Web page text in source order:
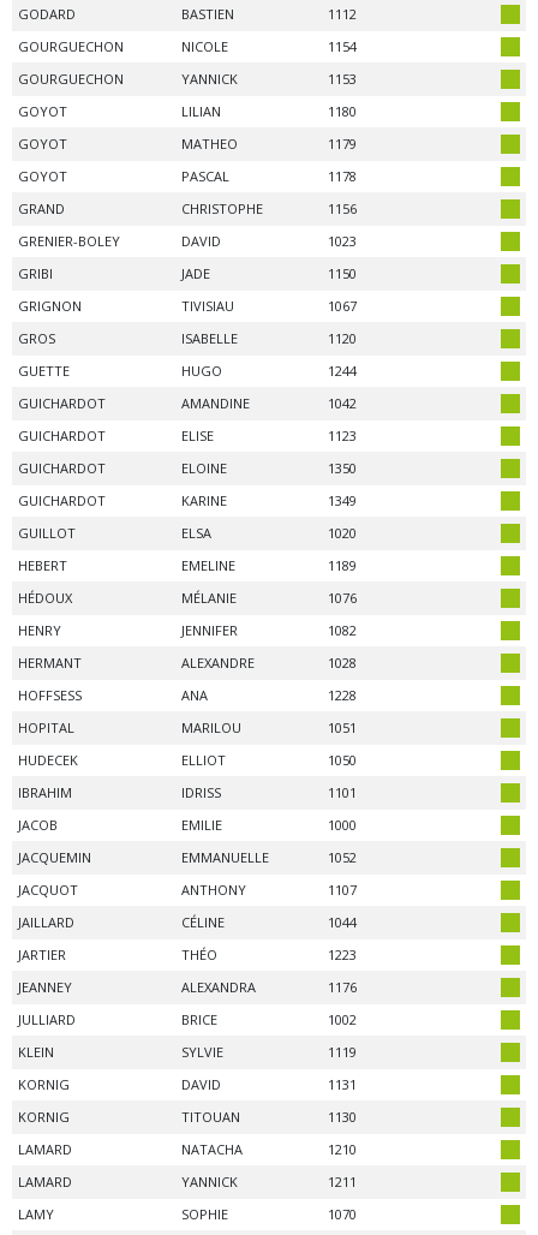
GODARD
BASTIEN
1112
GOURGUECHON
NICOLE
1154
GOURGUECHON
YANNICK
1153
GOYOT
LILIAN
1180
GOYOT
MATHEO
1179
GOYOT
PASCAL
1178
GRAND
CHRISTOPHE
1156
GRENIER-BOLEY
DAVID
1023
GRIBI
JADE
1150
GRIGNON
TIVISIAU
1067
GROS
ISABELLE
1120
GUETTE
HUGO
1244
GUICHARDOT
AMANDINE
1042
GUICHARDOT
ELISE
1123
GUICHARDOT
ELOINE
1350
GUICHARDOT
KARINE
1349
GUILLOT
ELSA
1020
HEBERT
EMELINE
1189
HÉDOUX
MÉLANIE
1076
HENRY
JENNIFER
1082
HERMANT
ALEXANDRE
1028
HOFFSESS
ANA
1228
HOPITAL
MARILOU
1051
HUDECEK
ELLIOT
1050
IBRAHIM
IDRISS
1101
JACOB
EMILIE
1000
JACQUEMIN
EMMANUELLE
1052
JACQUOT
ANTHONY
1107
JAILLARD
CÉLINE
1044
JARTIER
THÉO
1223
JEANNEY
ALEXANDRA
1176
JULLIARD
BRICE
1002
KLEIN
SYLVIE
1119
KORNIG
DAVID
1131
KORNIG
TITOUAN
1130
LAMARD
NATACHA
1210
LAMARD
YANNICK
1211
LAMY
SOPHIE
1070